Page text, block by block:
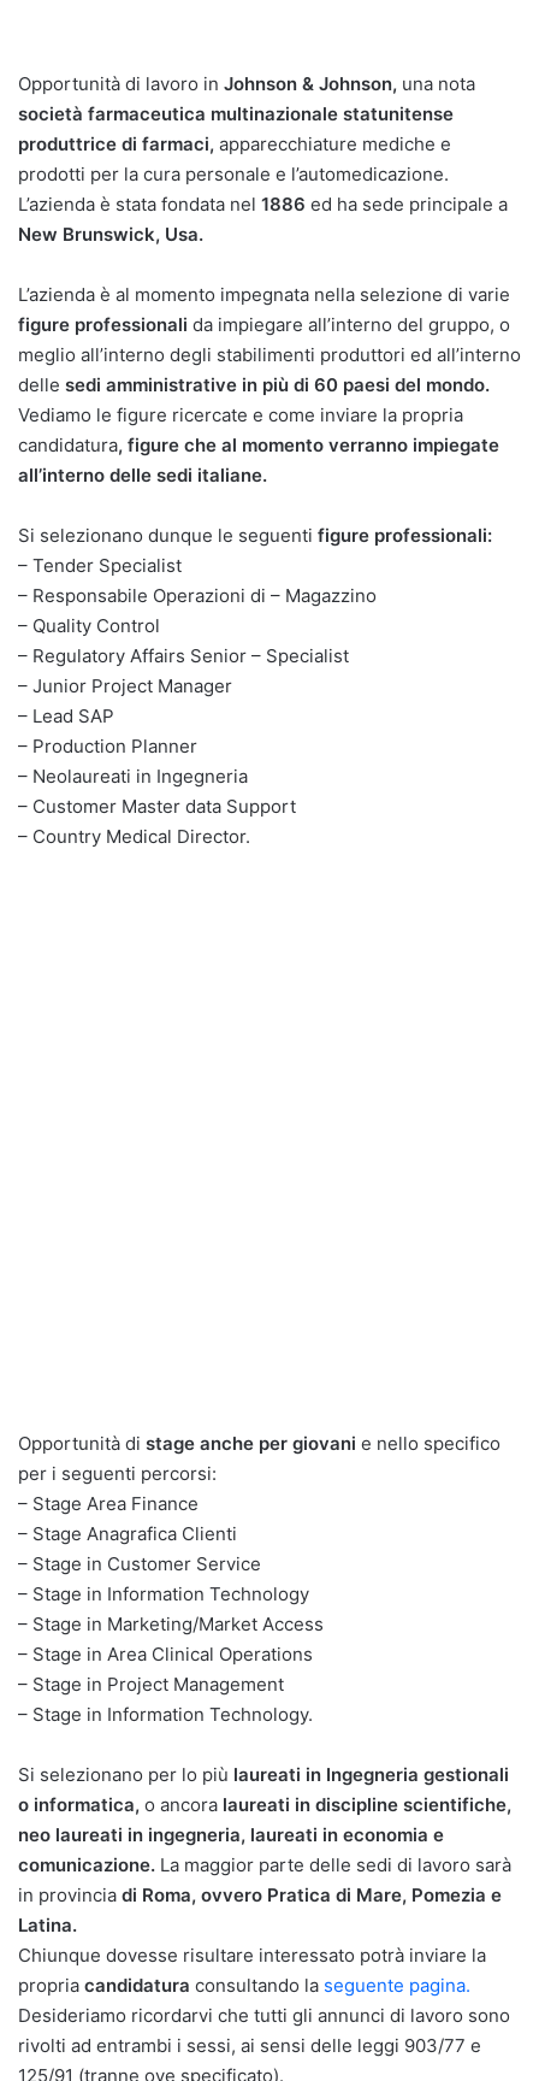
Opportunità di lavoro in Johnson & Johnson, una nota
società farmaceutica multinazionale statunitense
produttrice di farmaci, apparecchiature mediche e
prodotti per la cura personale e l’automedicazione.
L’azienda è stata fondata nel 1886 ed ha sede principale a
New Brunswick, Usa.
L’azienda è al momento impegnata nella selezione di varie
figure professionali da impiegare all’interno del gruppo, o
meglio all’interno degli stabilimenti produttori ed all’interno
delle sedi amministrative in più di 60 paesi del mondo.
Vediamo le figure ricercate e come inviare la propria
candidatura, figure che al momento verranno impiegate
all’interno delle sedi italiane.
Si selezionano dunque le seguenti figure professionali:
– Tender Specialist
– Responsabile Operazioni di – Magazzino
– Quality Control
– Regulatory Affairs Senior – Specialist
– Junior Project Manager
– Lead SAP
– Production Planner
– Neolaureati in Ingegneria
– Customer Master data Support
– Country Medical Director.
Opportunità di stage anche per giovani e nello specifico
per i seguenti percorsi:
– Stage Area Finance
– Stage Anagrafica Clienti
– Stage in Customer Service
– Stage in Information Technology
– Stage in Marketing/Market Access
– Stage in Area Clinical Operations
– Stage in Project Management
– Stage in Information Technology.
Si selezionano per lo più laureati in Ingegneria gestionali
o informatica, o ancora laureati in discipline scientifiche,
neo laureati in ingegneria, laureati in economia e
comunicazione. La maggior parte delle sedi di lavoro sarà
in provincia di Roma, ovvero Pratica di Mare, Pomezia e
Latina.
Chiunque dovesse risultare interessato potrà inviare la
propria candidatura consultando la seguente pagina.
Desideriamo ricordarvi che tutti gli annunci di lavoro sono
rivolti ad entrambi i sessi, ai sensi delle leggi 903/77 e
125/91 (tranne ove specificato).